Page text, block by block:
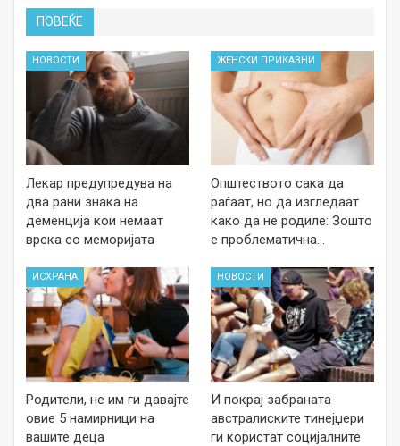
ПОВЕЌЕ
НОВОСТИ
Лекар предупредува на
два рани знака на
деменција кои немаат
врска со меморијата
ЖЕНСКИ ПРИКАЗНИ
Општеството сака да
раѓаат, но да изгледаат
како да не родиле: Зошто
е проблематична…
ИСХРАНА
Родители, не им ги давајте
овие 5 намирници на
вашите деца
НОВОСТИ
И покрај забраната
австралиските тинејџери
ги користат социјалните